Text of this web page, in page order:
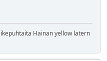
Hainan yellow latern